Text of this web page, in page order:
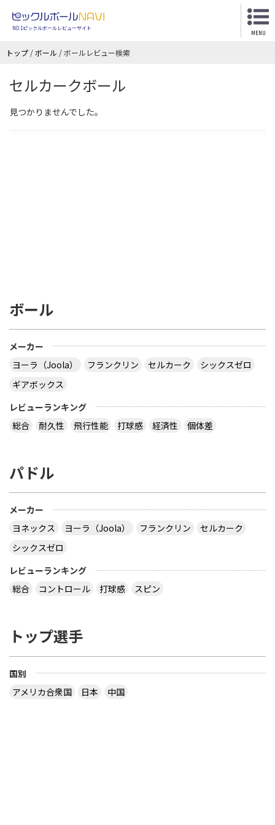
NO.1ピックルボールレビューサイト
MENU
トップ /ボール /ボールレビュー検索
セルカークボール
見つかりませんでした。
ボール
メーカー
ヨーラ（Joola）
フランクリン セルカーク
シックスゼロ
ギアボックス
レビューランキング
総合
耐久性 飛行性能 打球感 経済性 個体差
パドル
メーカー
ヨネックス
ヨーラ（Joola） フランクリン
セルカーク
シックスゼロ
レビューランキング
総合
コントロール 打球感 スピン
トップ選手
国別
アメリカ合衆国
日本 中国